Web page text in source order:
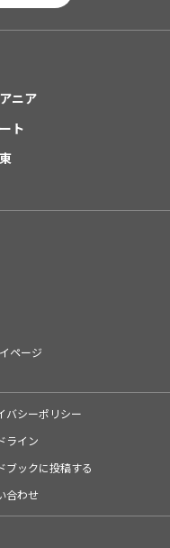
ニア
ト
ページ
バシーポリシー
ライン
ブックに投稿する
合わせ